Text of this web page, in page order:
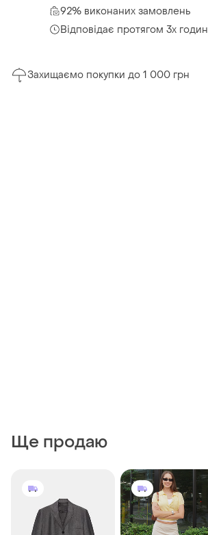
92% виконаних замовлень
Відповідає протягом 3х годин
Захищаємо покупки до 1 000 грн
Ще продаю